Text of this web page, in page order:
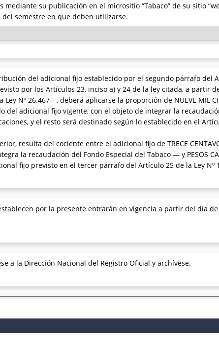
su publicación en el micrositio “Tabaco” de su sitio
semestre en que deben utilizarse.
del adicional fijo establecido por el segundo párrafo del
por los Artículos 23, inciso a) y 24 de la ley citada, a partir
Nº 26.467—, deberá aplicarse la proporción de NUEVE MIL
del adicional fijo vigente, con el objeto de integrar la
y el resto será destinado según lo establecido en el
resulta del cociente entre el adicional fijo de TRECE
la recaudación del Fondo Especial del Tabaco — y PESOS
fijo previsto en el tercer párrafo del Artículo 25 de la Ley
por la presente entrarán en vigencia a partir del día
a la Dirección Nacional del Registro Oficial y archívese.